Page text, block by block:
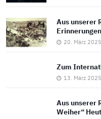
Aus unserer
20. März 2025
Zum
13. März 2025
Aus unserer
Weiher“